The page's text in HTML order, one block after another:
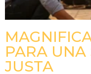
PARA UNA
JUSTA